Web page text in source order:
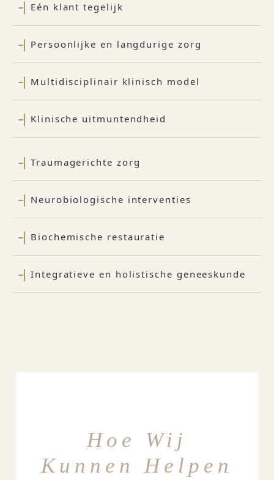
Eén klant tegelijk
Persoonlijke en langdurige zorg
Multidisciplinair klinisch model
Klinische uitmuntendheid
Traumagerichte zorg
Neurobiologische interventies
Biochemische restauratie
Integratieve en holistische geneeskunde
Hoe Wij
Kunnen Helpen